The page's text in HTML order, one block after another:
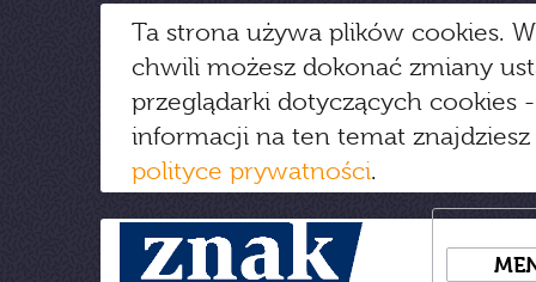
Ta strona używa plików cookies.
chwili możesz dokonać zmiany
przeglądarki dotyczących cookies
informacji na ten temat
polityce prywatności.